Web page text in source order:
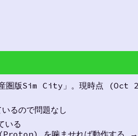
産圏版Sim City」。現時点
るので問題なし
いる